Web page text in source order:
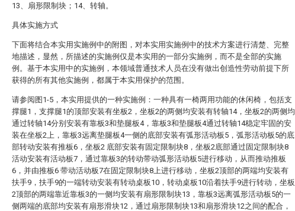
13、扇形限制块；14、转轴。
具体实施方式
下面将结合本实用实施例中的附图，对本实用实施例中的技术方案进行清楚、完整
地描述，显然，所描述的实施例仅是本实用的一部分实施例，而不是全部的实施
例。基于本实用中的实施例，本领域普通技术人员在没有做出创造性劳动前提下所
获得的所有其他实施例，都属于本实用保护的范围。
请参阅图1-5，本实用提供的一种实施例：一种具有一椅两用功能的休闲椅，包括支
撑腿1，支撑腿1的顶部安装有坐板2，坐板2的两侧均安装有转轴14，坐板2的两侧均
通过转轴14分别安装有靠板3和垫腿板4，靠板3和垫腿板4通过转轴14稳定牢固的安
装在坐板2上，靠板3远离垫腿板4一侧的底部安装有弧形活动板5，弧形活动板5的底
部转动安装有推板6，坐板2 底部安装有固定限制块8，坐板2底部通过固定限制块8
活动安装有活动板7，通过靠板3的转动带动弧形活动板5进行移动，从而推动推板
6，并由推板6 带动活动板7在固定限制块8上进行移动，坐板2顶部的两端均安装有
扶手9，扶手9的一端转动安装有转动桌板10，转动桌板10沿着扶手9进行转动，坐板
2顶部的两端靠近靠板3的一侧均安装有扇形限制块13，靠板3远离弧形活动板5的一
侧两端的底部均安装有扇形滑块12，通过扇形限制块13和扇形滑块12之间的配合，